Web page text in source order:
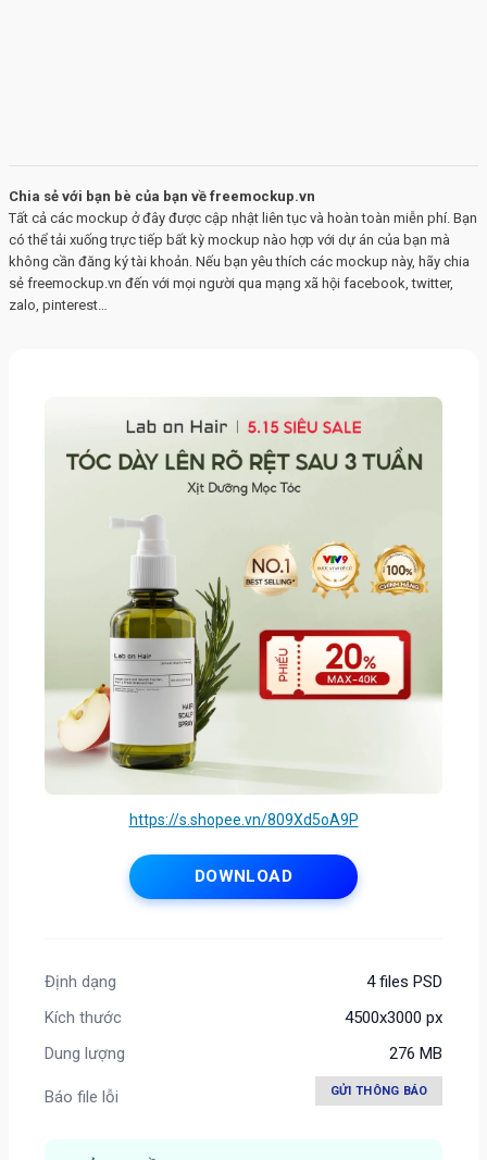
Chia sẻ với bạn bè của bạn về freemockup.vn
Tất cả các mockup ở đây được cập nhật liên tục và hoàn toàn miễn phí. Bạn
có thể tải xuống trực tiếp bất kỳ mockup nào hợp với dự án của bạn mà
không cần đăng ký tài khoản. Nếu bạn yêu thích các mockup này, hãy chia
sẻ freemockup.vn đến với mọi người qua mạng xã hội facebook, twitter,
zalo, pinterest…
https://s.shopee.vn/809Xd5oA9P
DOWNLOAD
Định dạng
4 files PSD
Kích thước
4500x3000 px
Dung lượng
276 MB
Báo file lỗi GỬI THÔNG BÁO